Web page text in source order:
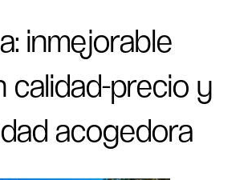
inmejorable
calidad-precio y
acogedora